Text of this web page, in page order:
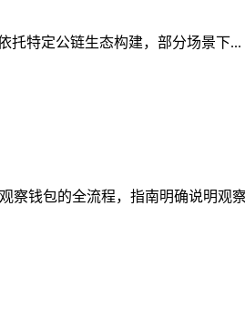
托特定公链生态构建，部分场景下...
察钱包的全流程，指南明确说明观